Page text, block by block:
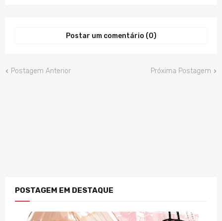
Postar um comentário (0)
Postagem Anterior Próxima Postagem
POSTAGEM EM DESTAQUE